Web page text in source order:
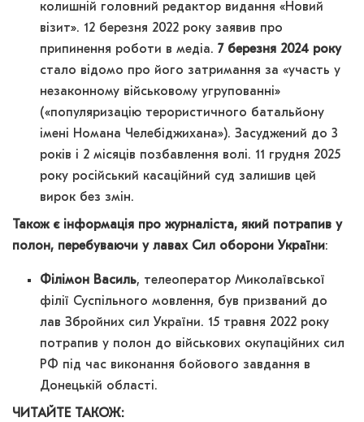
колишній головний редактор видання «Новий
візит». 12 березня 2022 року заявив про
припинення роботи в медіа.7 березня 2024 року
стало відомо про його затримання за «участь у
незаконному військовому угрупованні»
(«популяризацію терористичного батальйону
імені Номана Челебіджихана»). Засуджений до 3
років і 2 місяців позбавлення волі. 11 грудня 2025
року російський касаційний суд залишив цей
вирок без змін.
Також є інформація про журналіста, який потрапив у
полон, перебуваючи у лавах Сил оборони України:
Філімон Василь, телеоператор Миколаївської
філії Суспільного мовлення, був призваний до
лав Збройних сил України. 15 травня 2022 року
потрапив у полон до військових окупаційних сил
РФ під час виконання бойового завдання в
Донецькій області.
ЧИТАЙТЕ ТАКОЖ: